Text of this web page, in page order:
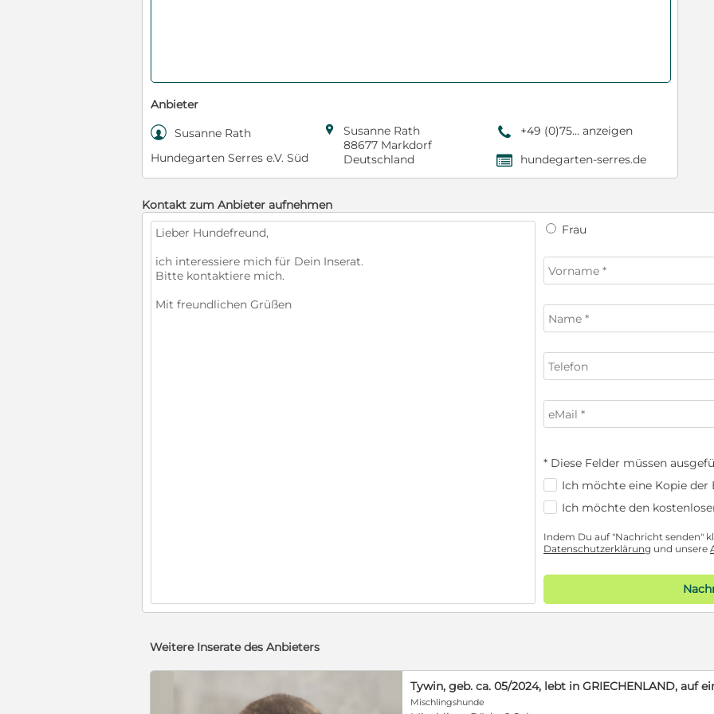
Anbieter
 Susanne Rath
Hundegarten Serres e.V. Süd

Susanne Rath
88677 Markdorf
Deutschland
9 +49 (0)75... anzeigen
, hundegarten-serres.de
Kontakt zum Anbieter aufnehmen
Frau
* Diese Felder müssen
Ich möchte eine Kopie der
Ich möchte den
Indem Du auf "Nachricht senden"
Datenschutzerklärung und unsere
Weitere Inserate des Anbieters
Tywin, geb. ca. 05/2024, lebt in GRIECHENLAND, auf
Mischlingshunde